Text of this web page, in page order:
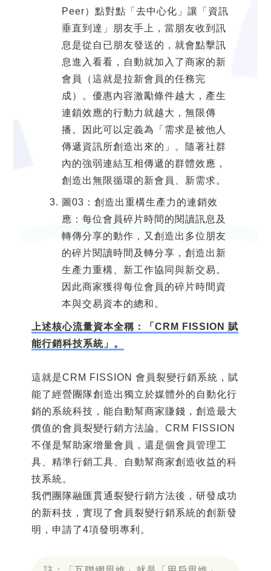
Peer）點對點「去中心化」讓「資訊
垂直到達」朋友手上，當朋友收到訊
息是從自已朋友發送的，就會點擊訊
息進入看看，自動就加入了商家的新
會員（這就是拉新會員的任務完
成）。優惠內容激勵條件越大，產生
連鎖效應的行動力就越大，無限傳
播。因此可以定義為「需求是被他人
傳遞資訊所創造出來的」。隨著社群
內的強弱連結互相傳遞的群體效應，
創造出無限循環的新會員、新需求。
圖03：創造出重構生產力的連銷效
應：每位會員碎片時間的閱讀訊息及
轉傳分享的動作，又創造出多位朋友
的碎片閱讀時間及轉分享，創造出新
生產力重構、新工作協同與新交易。
因此商家獲得每位會員的碎片時間資
本與交易資本的總和。
上述核心流量資本全稱：「CRM FISSION 賦
能行銷科技系統」。
這就是CRM FISSION 會員裂變行銷系統，賦
能了經營團隊創造出獨立於媒體外的自動化行
銷的系統科技，能自動幫商家賺錢，創造最大
價值的會員裂變行銷方法論。CRM FISSION
不僅是幫助家增量會員，還是個會員管理工
具、精準行銷工具、自動幫商家創造收益的科
技系統。
我們團隊融匯貫通裂變行銷方法後，研發成功
的新科技，實現了會員裂變行銷系統的創新發
明，申請了4項發明專利。